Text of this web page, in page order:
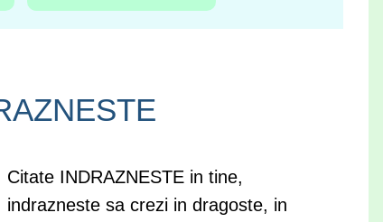
Citate INDRAZNESTE in tine,
indrazneste sa crezi in dragoste, in